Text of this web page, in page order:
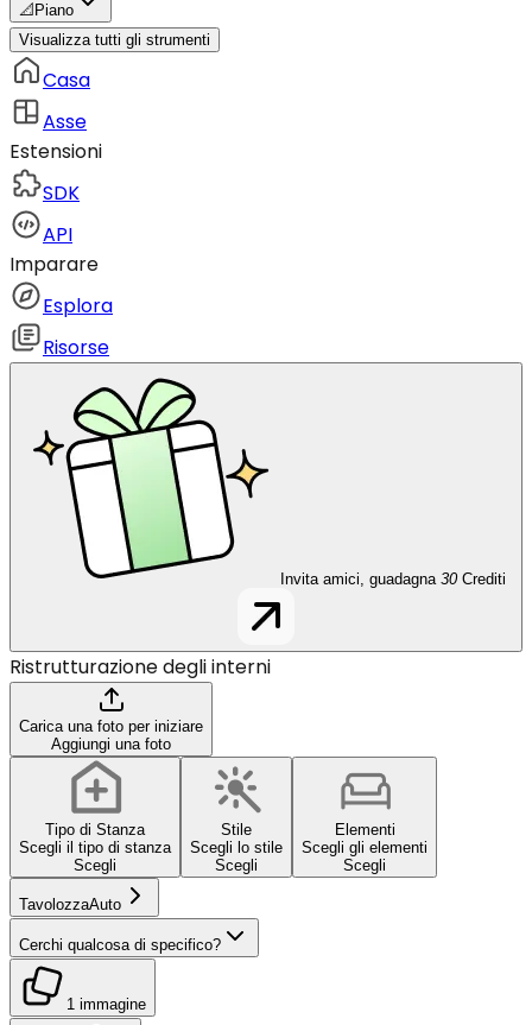
📐 Piano
Visualizza tutti gli strumenti
Casa
Asse
Estensioni
SDK
API
Imparare
Esplora
Risorse
Invita amici, guadagna 30 Crediti
Ristrutturazione degli interni
Carica una foto per iniziare
Aggiungi una foto
Tipo di Stanza
Scegli il tipo di stanza
Scegli
Stile
Scegli lo stile
Scegli
Elementi
Scegli gli elementi
Scegli
TavolozzaAuto
Cerchi qualcosa di specifico?
1 immagine